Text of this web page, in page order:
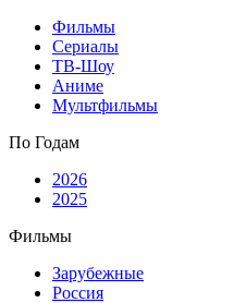
Фильмы
Сериалы
ТВ-Шоу
Аниме
Мультфильмы
По Годам
2026
2025
Фильмы
Зарубежные
Россия